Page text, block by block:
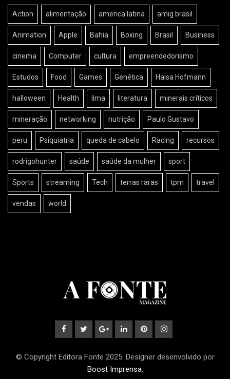
Action alimentação america latina amig brasil
Animation Apple Bahia Boxing Brasil Business
cinema Computer cultura empreendedorismo
Estudos Food Games Genética Haisa Hofmann
halloween Health lima literatura minerais críticos
mineração networking nutrição Paulo Gustavo
peru Psiquiatria queda de cabelo Racing recursos
rodrigohunter saúde saúde da mulher sport
Sports streaming Tech terras raras tpm travel
vendas world
© Copyright Editora Fonte 2025. Designer desenvolvido por
Boost Imprensa.